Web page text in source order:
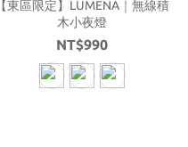
【東區限定】LUMENA｜無線積
木小夜燈
NT$990